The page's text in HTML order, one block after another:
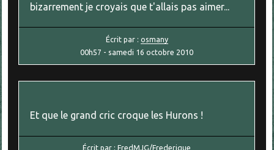
bizarrement je croyais que t'allais pas aimer...
Écrit par : osmany
00h57 - samedi 16 octobre 2010
Et que le grand cric croque les Hurons !
Écrit par :FredMJG/Frederique